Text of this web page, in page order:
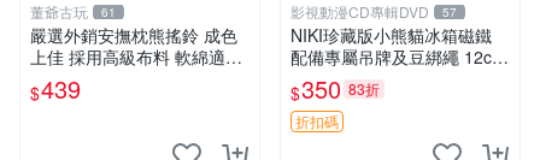
董爺古玩 61
嚴選外銷安撫枕熊搖鈴 成色
上佳 採用高級布料 軟綿適合
收藏 安心選購 安撫枕 熊玩具
搖鈴
$439
影視動漫CD專輯DVD 57
NIKI珍藏版小熊貓冰箱磁鐵
配備專屬吊牌及豆綁繩 12cm
廢品嚴選 好評推薦 小熊貓冰
箱貼 磁鐵掛件 冰箱飾品
$350 83折
折扣碼